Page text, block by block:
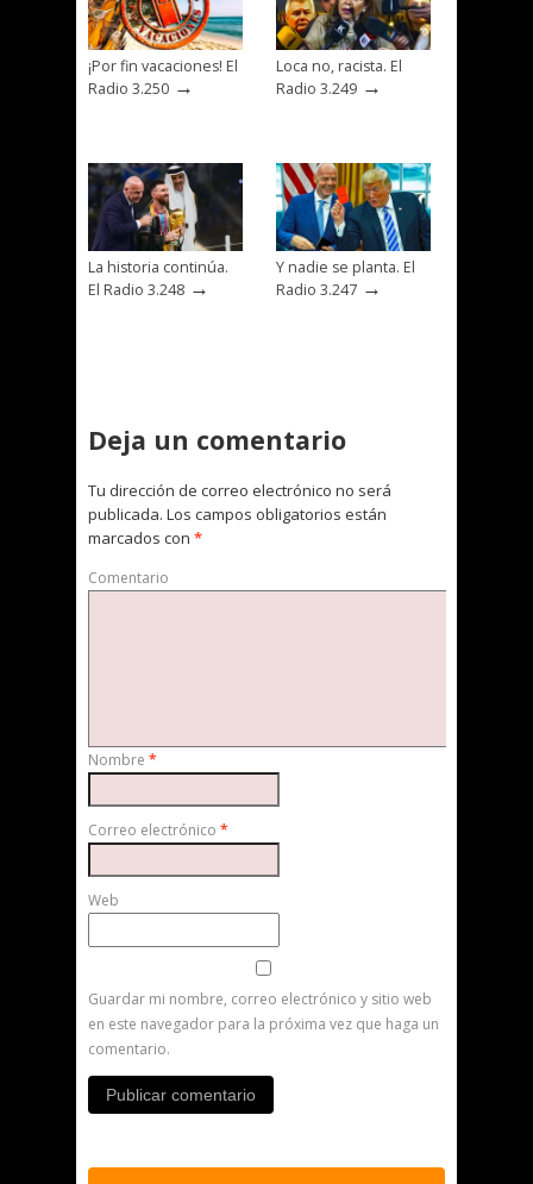
¡Por fin vacaciones! El
Radio 3.250 →
Loca no, racista. El
Radio 3.249 →
La historia continúa.
El Radio 3.248 →
Y nadie se planta. El
Radio 3.247 →
Deja un comentario
Tu dirección de correo electrónico no será
publicada. Los campos obligatorios están
marcados con *
Comentario
Nombre *
Correo electrónico *
Web
Guardar mi nombre, correo electrónico y sitio web
en este navegador para la próxima vez que haga un
comentario.